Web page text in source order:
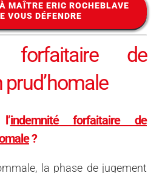
MAÎTRE ERIC ROCHEBLAVE
VOUS DÉFENDRE
forfaitaire de
indemnité forfaitaire de
?
la phase de jugement